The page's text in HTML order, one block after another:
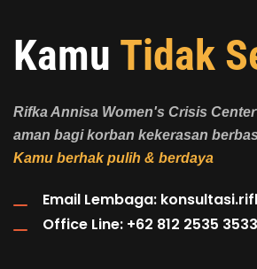
Kamu Tidak
Rifka Annisa Women's Crisis
aman bagi korban kekerasan
Kamu berhak pulih & berdaya
Email Lembaga:
Office Line: +62 812 2535 3533